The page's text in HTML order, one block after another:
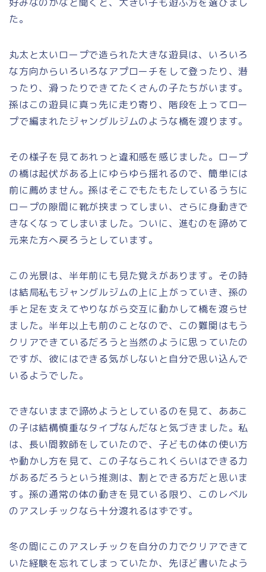
た。
丸太と太いロープで造られた大きな遊具は、いろいろ
な方向からいろいろなアプローチをして登ったり、潜
ったり、滑ったりできてたくさんの子たちがいます。
孫はこの遊具に真っ先に走り寄り、階段を上ってロー
プで編まれたジャングルジムのような橋を渡ります。
その様子を見てあれっと違和感を感じました。ロープ
の橋は起伏がある上にゆらゆら揺れるので、簡単には
前に薦めません。孫はそこでもたもたしているうちに
ロープの隙間に靴が挟まってしまい、さらに身動きで
きなくなってしまいました。ついに、進むのを諦めて
元来た方へ戻ろうとしています。
この光景は、半年前にも見た覚えがあります。その時
は結局私もジャングルジムの上に上がっていき、孫の
手と足を支えてやりながら交互に動かして橋を渡らせ
ました。半年以上も前のことなので、この難関はもう
クリアできているだろうと当然のように思っていたの
ですが、彼にはできる気がしないと自分で思い込んで
いるようでした。
できないままで諦めようとしているのを見て、ああこ
の子は結構慎重なタイプなんだなと気づきました。私
は、長い間教師をしていたので、子どもの体の使い方
や動かし方を見て、この子ならこれくらいはできる力
があるだろうという推測は、割とできる方だと思いま
す。孫の通常の体の動きを見ている限り、このレベル
のアスレチックなら十分渡れるはずです。
冬の間にこのアスレチックを自分の力でクリアできて
いた経験を忘れてしまっていたか、先ほど書いたよう